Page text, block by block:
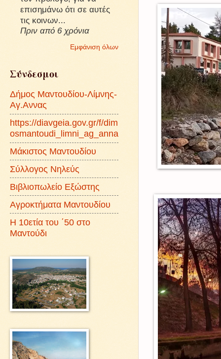
επισημάνω ότι σε αυτές
τις κοινων...
Πριν από 6 χρόνια
Εμφάνιση όλων
Σύνδεσμοι
Δήμος Μαντουδίου-Λίμνης-
Αγ.Αννας
https://diavgeia.gov.gr/f/dim
osmantoudi_limni_ag_anna
Μάκιστος Μαντουδίου
Σύλλογος Νηλεύς
Βιβλιοπωλείο Εξώστης
Αγροκτήματα Μαντουδίου
Η 10ετία του ΄50 στο
Μαντούδι